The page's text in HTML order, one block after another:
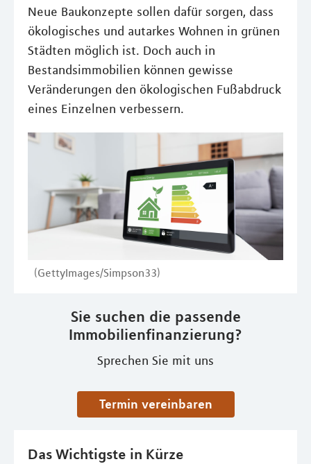
Neue Baukonzepte sollen dafür sorgen, dass
ökologisches und autarkes Wohnen in grünen
Städten möglich ist. Doch auch in
Bestandsimmobilien können gewisse
Veränderungen den ökologischen Fußabdruck
eines Einzelnen verbessern.
(GettyImages/Simpson33)
Sie suchen die passende
Immobilienfinanzierung?
Sprechen Sie mit uns
Termin vereinbaren
Das Wichtigste in Kürze